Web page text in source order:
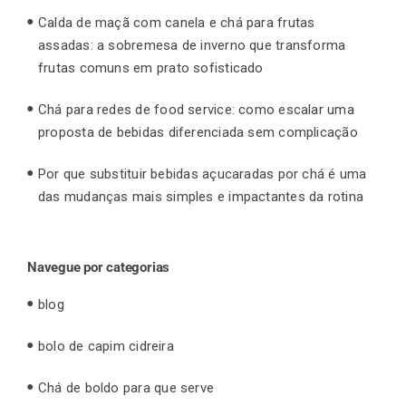
Calda de maçã com canela e chá para frutas
assadas: a sobremesa de inverno que transforma
frutas comuns em prato sofisticado
Chá para redes de food service: como escalar uma
proposta de bebidas diferenciada sem complicação
Por que substituir bebidas açucaradas por chá é uma
das mudanças mais simples e impactantes da rotina
Navegue por categorias
blog
bolo de capim cidreira
Chá de boldo para que serve